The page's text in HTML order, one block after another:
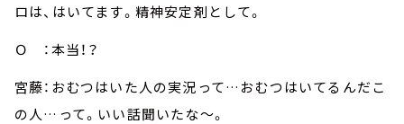
ロは、はいてます。精神安定剤として。
Ｏ ：本当！？
宮藤：おむつはいた人の実況って…おむつはいてるんだこ
の人…って。いい話聞いたな～。